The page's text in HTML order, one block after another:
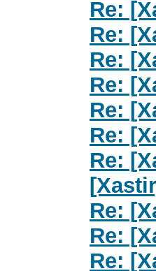
Re:
Re:
Re:
Re:
Re:
Re:
Re:
Re:
Re:
Re: